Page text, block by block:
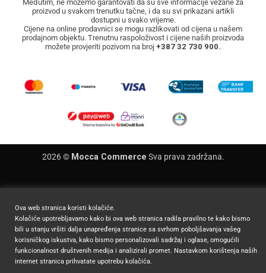
Međutim, ne možemo garantovati da su sve informacije vezane za
proizvod u svakom trenutku tačne, i da su svi prikazani artikli
dostupni u svako vrijeme.
Cijene na online prodavnici se mogu razlikovati od cijena u našem
prodajnom objektu. Trenutnu raspoloživost i cijene naših proizvoda
možete provjeriti pozivom na broj +387 32 730 900.
2026 © Mocca Commerce Sva prava zadržana.
Ova web stranica koristi kolačiće.
Kolačiće upotrebljavamo kako bi ova web stranica radila pravilno te kako bismo
bili u stanju vršiti dalja unapređenja stranice sa svrhom poboljšavanja vašeg
korisničkog iskustva, kako bismo personalizovali sadržaj i oglase, omogućili
funkcionalnost društvenih medija i analizirali promet. Nastavkom korištenja naših
internet stranica prihvatate upotrebu kolačića.